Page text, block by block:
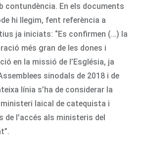
contundència. En els documents
hi llegim, fent referència a
ja iniciats: “Es confirmen (…) la
més gran de les dones i
en la missió de l’Església, ja
sinodals de 2018 i de
línia s’ha de considerar la
laical de catequista i
de l’accés als ministeris del